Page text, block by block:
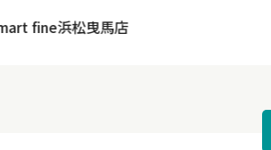
JINS 東海太田川店